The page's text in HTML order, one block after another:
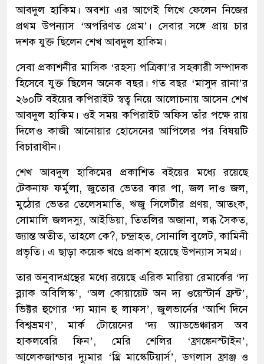
আবদুল হাকিম। অবশ্য এর আগেই লিখে ফেলেন নিজের
প্রথম উপন্যাস ‘অপরিণত প্রেম’। সেবার সঙ্গে প্রায় চার
দশক যুক্ত ছিলেন শেখ আবদুল হাকিম।
সেবা প্রকাশনীর মাসিক ‘রহস্য পত্রিকা’র সহকারী সম্পাদক
হিসেবে যুক্ত ছিলেন অনেক বছর। গত বছর ‘মাসুদ রানা’র
২৬০টি বইয়ের কপিরাইট স্বত্ব নিয়ে আলোচনায় আসেন শেখ
আবদুল হাকিম। ওই সময় কপিরাইট অফিস তাঁর পক্ষে রায়
দিলেও কাজী আনোয়ার হোসেনের আপিলের পর বিষয়টি
বিচারাধীন।
শেখ আবদুল হাকিমের প্রকাশিত বইয়ের মধ্যে রয়েছে
টেকনাফ ফর্মুলা, জুতোর ভেতর কার পা, জল দাও জল,
মুঠোর ভেতর তেলেসমাতি, ঋজু সিলেটীর প্রণয়, আতংক,
সোমালি জলদস্যু, আইডিয়া, তিতলির অজানা, লব্ধ সৈকত,
জ্যান্ত অতীত, তাহলে কে?, চন্দ্রাহত, সোনালি বুলেট, কামিনী
প্রভৃতি। এ ছাড়া কয়েক খণ্ডে প্রকাশ হয়েছে ‍উপন্যাস সমগ্র।
তার অনুবাদগ্রন্থের মধ্যে রয়েছে এরিক মারিয়া রেমার্কের ‘দ্য
ব্ল্যাক অবিলিস্ক’, ‘অল কোয়ায়েট অন দ্য ওয়েস্টার্ন ফ্রন্ট’,
ভিক্টর হুগোর ‘দ্য ম্যান হু লাফস’, জুলভার্নের ‘আশি দিনে
বিশ্বভ্রমণ’, মার্ক টোয়েনের ‘দ্য অ্যাডভেঞ্চারস অব
হাকলবেরি ফিন’, মেরি শেলির ‘ফ্রাঙ্কেনস্টাইন’,
আলেকজান্ডার দ্যুমার ‘থ্রি মাস্কেটিয়ার্স’, ডগলাস ফ্রাঞ্জ ও